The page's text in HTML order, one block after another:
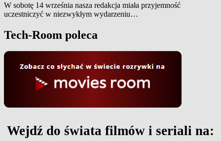
W sobotę 14 września nasza redakcja miała przyjemność
uczestniczyć w niezwykłym wydarzeniu…
Tech-Room poleca
Wejdź do świata filmów i seriali na: